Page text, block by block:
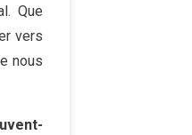
Que
vers
nous